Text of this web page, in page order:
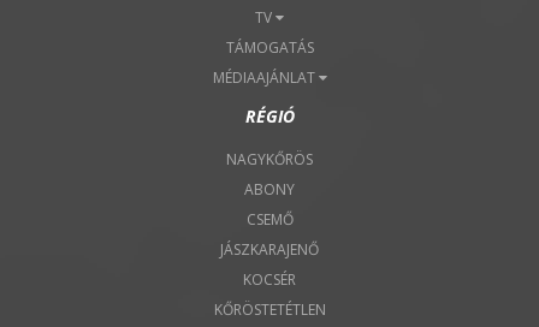
TV
TÁMOGATÁS
MÉDIAAJÁNLAT
RÉGIÓ
NAGYKŐRÖS
ABONY
CSEMŐ
JÁSZKARAJENŐ
KOCSÉR
KŐRÖSTETÉTLEN